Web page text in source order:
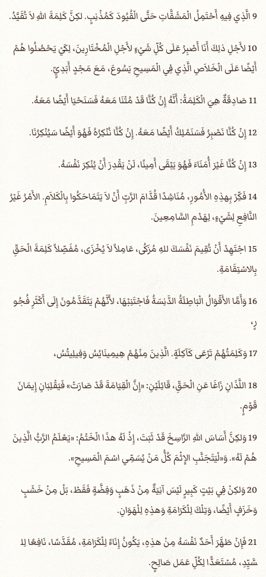
9 الَّذِي فِيهِ أَحْتَمِلُ الْمَشَقَّاتِ حَتَّى الْقُيُودَ كَمُذْنِبٍ. لكِنَّ كَلِمَةَ اللهِ لاَ تُقَيَّدُ.
10 لأَجْلِ ذلِكَ أَنَا أَصْبِرُ عَلَى كُلِّ شَيْءٍ لأَجْلِ الْمُخْتَارِينَ، لِكَيْ يَحْصُلُوا هُمْ
أَيْضًا عَلَى الْخَلاَصِ الَّذِي فِي الْمَسِيحِ يَسُوعَ، مَعَ مَجْدٍ أَبَدِيٍّ.
11 صَادِقَةٌ هِيَ الْكَلِمَةُ: أَنَّهُ إِنْ كُنَّا قَدْ مُتْنَا مَعَهُ فَسَنَحْيَا أَيْضًا مَعَهُ.
12 إِنْ كُنَّا نَصْبِرُ فَسَنَمْلِكُ أَيْضًا مَعَهُ. إِنْ كُنَّا نُنْكِرُهُ فَهُوَ أَيْضًا سَيُنْكِرُنَا.
13 إِنْ كُنَّا غَيْرَ أُمَنَاءَ فَهُوَ يَبْقَى أَمِينًا، لَنْ يَقْدِرَ أَنْ يُنْكِرَ نَفْسَهُ.
14 فَكِّرْ بِهذِهِ الأُمُورِ، مُنَاشِدًا قُدَّامَ الرَّبِّ أَنْ لاَ يَتَمَاحَكُوا بِالْكَلاَمِ. الأَمْرُ غَيْرُ
النَّافِعِ لِشَيْءٍ، لِهَدْمِ السَّامِعِينَ.
15 اجْتَهِدْ أَنْ تُقِيمَ نَفْسَكَ للهِ مُزَكُى، عَامِلاً لاَ يُخْزَى، مُفَصِّلاً كَلِمَةَ الْحَقِّ
بِالاسْتِقَامَةِ.
16 وَأَمَّا الأَقْوَالُ الْبَاطِلَةُ الدَّنِسَةُ فَاجْتَنِبْهَا، لأَنَّهُمْ يَتَقَدَّمُونَ إِلَى أَكْثَرِ فُجُو
رٍ،
17 وَكَلِمَتُهُمْ تَرْعَى كَآكِلَةٍ. الَّذِينَ مِنْهُمْ هِيمِينَايُسُ وَفِيلِيتُسُ،
18 اللَّذَانِ زَاغَا عَنِ الْحَقِّ، قَائِلَيْنِ: «إِنَّ الْقِيَامَةَ قَدْ صَارَتْ» فَيَقْلِبَانِ إِيمَانَ
قَوْمٍ.
19 وَلكِنَّ أَسَاسَ اللهِ الرَّاسِخَ قَدْ ثَبَتَ، إِذْ لَهُ هذَا الْخَتْمُ: «يَعْلَمُ الرَّبُّ الَّذِينَ
هُمْ لَهُ». وَ«لْيَتَجَنَّبِ الإِثْمَ كُلُّ مَنْ يُسَمِّي اسْمَ الْمَسِيحِ».
20 وَلكِنْ فِي بَيْتٍ كَبِيرٍ لَيْسَ آنِيَةٌ مِنْ ذَهَبٍ وَفِضَّةٍ فَقَطْ، بَلْ مِنْ خَشَبٍ
وَخَزَفٍ أَيْضًا، وَتِلْكَ لِلْكَرَامَةِ وَهذِهِ لِلْهَوَانِ.
21 فَإِنْ طَهَّرَ أَحَدٌ نَفْسَهُ مِنْ هذِهِ، يَكُونُ إِنَاءً لِلْكَرَامَةِ، مُقَدَّسًا، نَافِعًا لِل
سَّيِّدِ، مُسْتَعَدًّا لِكُلِّ عَمَل صَالِحٍ.